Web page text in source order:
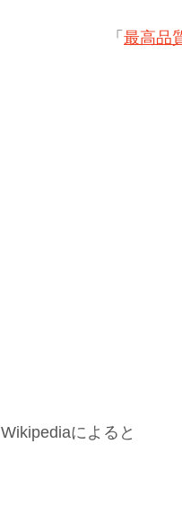
「 最高品
Wikipediaによると